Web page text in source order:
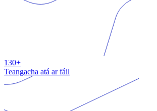
130+
Teangacha atá ar fáil